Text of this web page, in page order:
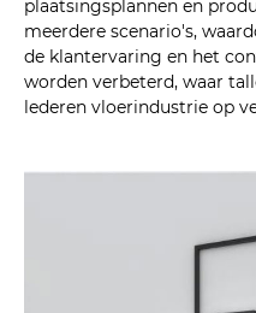
plaatsingsplannen en
meerdere scenario's,
de klantervaring en het
worden verbeterd, waar
lederen vloerindustrie op